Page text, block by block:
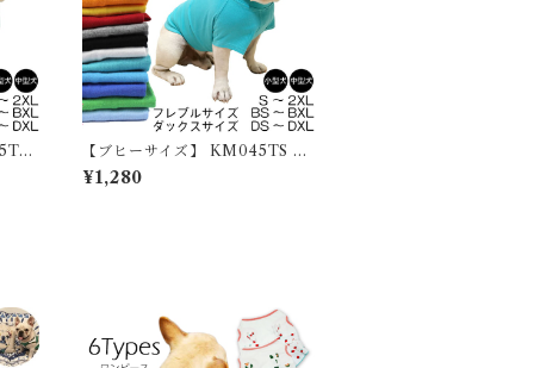
ャ
ル
【ブヒーサイズ】 KM045TS 大
型犬 服 犬 夏服 綿100％ Tシャツ
無地 シンプル コットン ゴールデ
¥1,280